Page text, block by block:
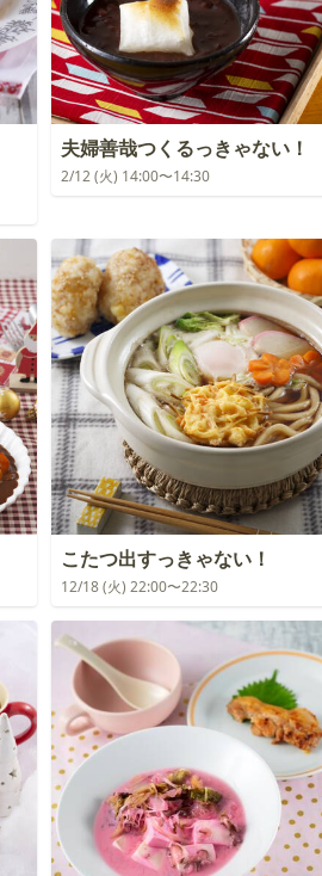
夫婦善哉つくるっきゃない！
2/12 (火) 14:00〜14:30
こたつ出すっきゃない！
12/18 (火) 22:00〜22:30